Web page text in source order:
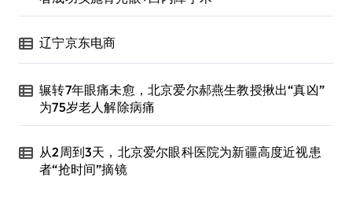
辽宁京东电商
辗转7年眼痛未愈，北京爱尔郝燕生教授揪出“真凶”
为75岁老人解除病痛
从2周到3天，北京爱尔眼科医院为新疆高度近视患
者“抢时间”摘镜